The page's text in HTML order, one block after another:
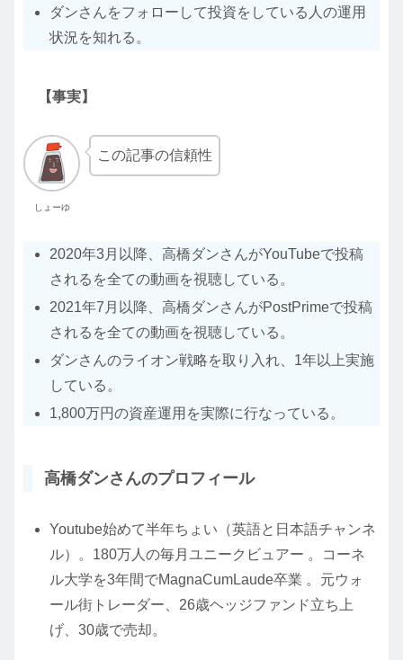
ダンさんをフォローして投資をしている人の運用
状況を知れる。
【事実】
しょーゆ
この記事の信頼性
2020年3月以降、高橋ダンさんがYouTubeで投稿
されるを全ての動画を視聴している。
2021年7月以降、高橋ダンさんがPostPrimeで投稿
されるを全ての動画を視聴している。
ダンさんのライオン戦略を取り入れ、1年以上実施
している。
1,800万円の資産運用を実際に行なっている。
高橋ダンさんのプロフィール
Youtube始めて半年ちょい（英語と日本語チャンネ
ル）。180万人の毎月ユニークビュアー 。コーネ
ル大学を3年間でMagnaCumLaude卒業 。元ウォ
ール街トレーダー、26歳ヘッジファンド立ち上
げ、30歳で売却。